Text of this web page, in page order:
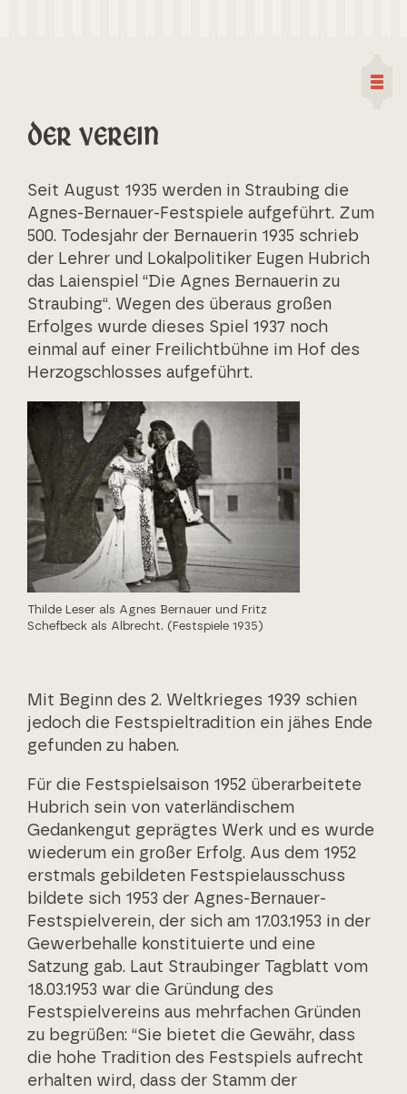
Der Verein
Seit August 1935 werden in Straubing die
Agnes-Bernauer-Festspiele aufgeführt. Zum
500. Todesjahr der Bernauerin 1935 schrieb
der Lehrer und Lokalpolitiker Eugen Hubrich
das Laienspiel “Die Agnes Bernauerin zu
Straubing“. Wegen des überaus großen
Erfolges wurde dieses Spiel 1937 noch
einmal auf einer Freilichtbühne im Hof des
Herzogschlosses aufgeführt.
Thilde Leser als Agnes Bernauer und Fritz
Schefbeck als Albrecht. (Festspiele 1935)
Mit Beginn des 2. Weltkrieges 1939 schien
jedoch die Festspieltradition ein jähes Ende
gefunden zu haben.
Für die Festspielsaison 1952 überarbeitete
Hubrich sein von vaterländischem
Gedankengut geprägtes Werk und es wurde
wiederum ein großer Erfolg. Aus dem 1952
erstmals gebildeten Festspielausschuss
bildete sich 1953 der Agnes-Bernauer-
Festspielverein, der sich am 17.03.1953 in der
Gewerbehalle konstituierte und eine
Satzung gab. Laut Straubinger Tagblatt vom
18.03.1953 war die Gründung des
Festspielvereins aus mehrfachen Gründen
zu begrüßen: “Sie bietet die Gewähr, dass
die hohe Tradition des Festspiels aufrecht
erhalten wird, dass der Stamm der